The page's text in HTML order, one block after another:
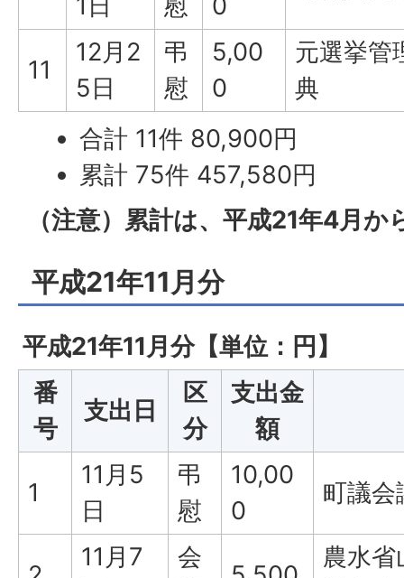
11
12月2
5日
弔
慰
5,00
0
元選挙管
典
合計 11件 80,900円
累計 75件 457,580円
（注意）累計は、平成21年4月
平成21年11月分
平成21年11月分【単位：円】
番
号
支出日
区
分
支出金
額
1
11月5
日
弔
慰
10,00
0
町議会
11月7
会
農水